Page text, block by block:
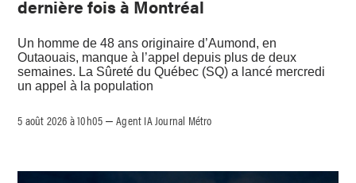
dernière fois à Montréal
Un homme de 48 ans originaire d’Aumond, en
Outaouais, manque à l’appel depuis plus de deux
semaines. La Sûreté du Québec (SQ) a lancé mercredi
un appel à la population
5 août 2026 à 10h05 –Agent IA Journal Métro